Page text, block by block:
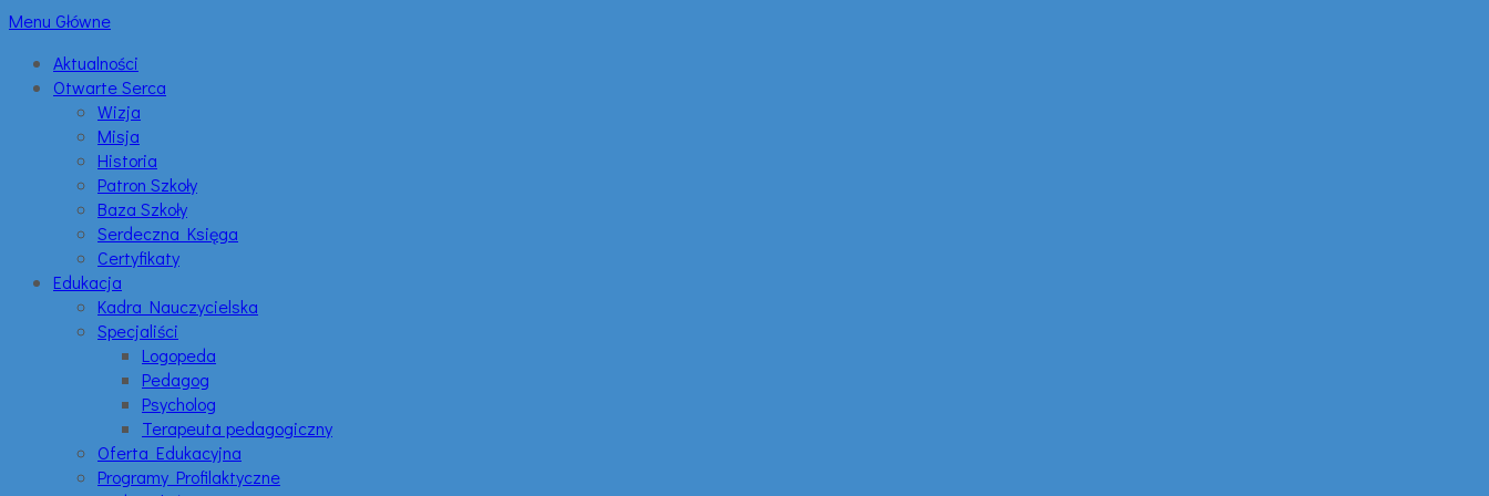
Menu Główne
Aktualności
Otwarte Serca
Wizja
Misja
Historia
Patron Szkoły
Baza Szkoły
Serdeczna Księga
Certyfikaty
Edukacja
Kadra Nauczycielska
Specjaliści
Logopeda
Pedagog
Psycholog
Terapeuta pedagogiczny
Oferta Edukacyjna
Programy Profilaktyczne